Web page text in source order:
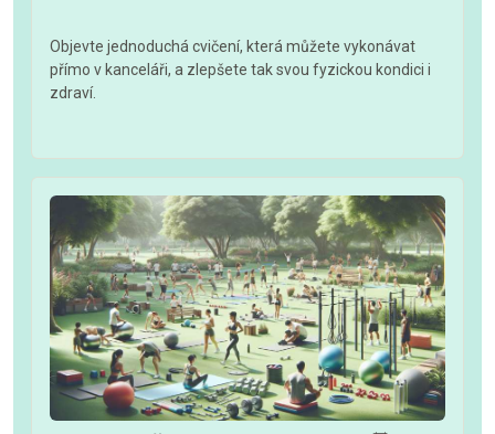
Objevte jednoduchá cvičení, která můžete vykonávat
přímo v kanceláři, a zlepšete tak svou fyzickou kondici i
zdraví.